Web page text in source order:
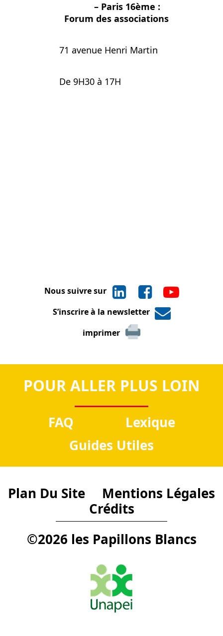
– Paris 16ème :
Forum des associations
71 avenue Henri Martin
De 9H30 à 17H
Nous suivre sur
S’inscrire à la newsletter
imprimer
POUR ALLER PLUS LOIN
FAQ
Lexique
Guides Utiles
Plan Du Site
Mentions Légales
Crédits
©2026 les Papillons Blancs